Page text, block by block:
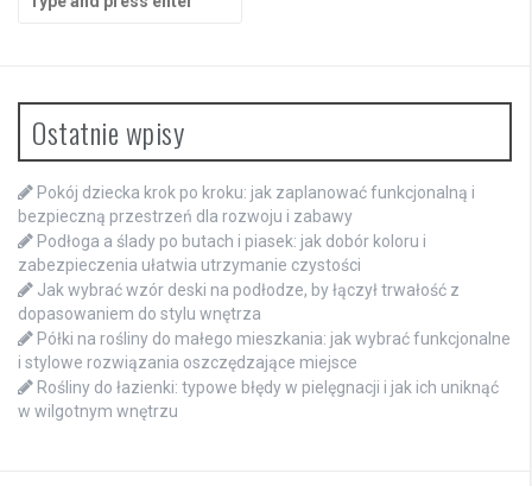
for:
Ostatnie wpisy
Pokój dziecka krok po kroku: jak zaplanować funkcjonalną i
bezpieczną przestrzeń dla rozwoju i zabawy
Podłoga a ślady po butach i piasek: jak dobór koloru i
zabezpieczenia ułatwia utrzymanie czystości
Jak wybrać wzór deski na podłodze, by łączył trwałość z
dopasowaniem do stylu wnętrza
Półki na rośliny do małego mieszkania: jak wybrać funkcjonalne
i stylowe rozwiązania oszczędzające miejsce
Rośliny do łazienki: typowe błędy w pielęgnacji i jak ich uniknąć
w wilgotnym wnętrzu